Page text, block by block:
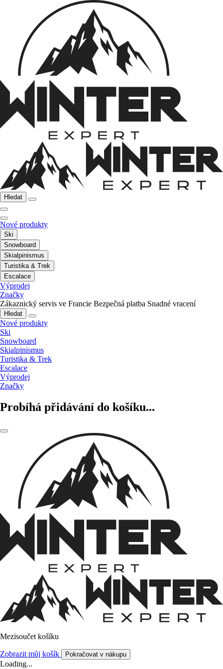
Hledat
Nové produkty
Ski
Snowboard
Skialpinismus
Turistika & Trek
Escalace
Výprodej
Značky
Zákaznický servis ve Francie Bezpečná platba Snadné vracení
Hledat
Nové produkty
Ski
Snowboard
Skialpinismus
Turistika & Trek
Escalace
Výprodej
Značky
Probíhá přidávání do košíku...
Mezisoučet košíku
Zobrazit můj košík Pokračovat v nákupu
Loading...